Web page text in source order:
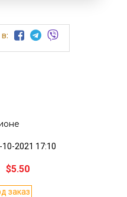
10-2021 17:10
$5.50
заказ